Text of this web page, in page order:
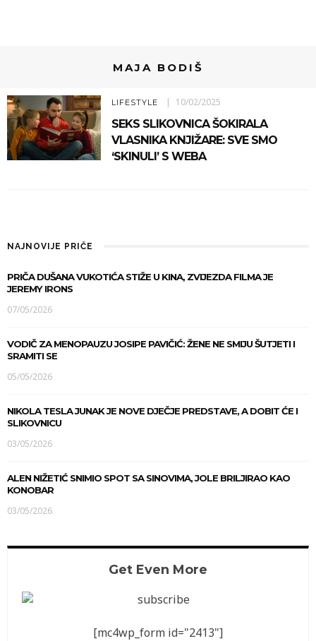
MAJA BODIŠ
LIFESTYLE 10/02/2025
SEKS SLIKOVNICA ŠOKIRALA
VLASNIKA KNJIŽARE: SVE SMO
‘SKINULI’ S WEBA
NAJNOVIJE PRIČE
PRIČA DUŠANA VUKOTIĆA STIŽE U KINA, ZVIJEZDA FILMA JE
JEREMY IRONS
07/05/2026
VODIČ ZA MENOPAUZU JOSIPE PAVIČIĆ: ŽENE NE SMIJU ŠUTJETI I
SRAMITI SE
05/05/2026
NIKOLA TESLA JUNAK JE NOVE DJEČJE PREDSTAVE, A DOBIT ĆE I
SLIKOVNICU
03/05/2026
ALEN NIŽETIĆ SNIMIO SPOT SA SINOVIMA, JOLE BRILJIRAO KAO
KONOBAR
03/05/2026
Get Even More
[mc4wp_form id="2413"]